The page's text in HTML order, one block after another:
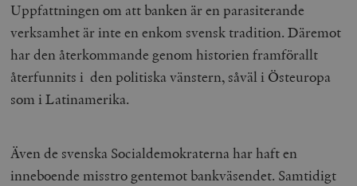
Uppfattningen om att banken är en parasiterande
verksamhet är inte en enkom svensk tradition. Däremot
har den återkommande genom historien framförallt
återfunnits i den politiska vänstern, såväl i Östeuropa
som i Latinamerika.
Även de svenska Socialdemokraterna har haft en
inneboende misstro gentemot bankväsendet. Samtidigt